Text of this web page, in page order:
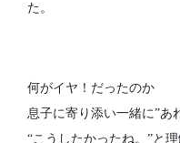
た。
何がイヤ！だったのか
息子に寄り添い一緒に”あ
“こうしたかったね。”と